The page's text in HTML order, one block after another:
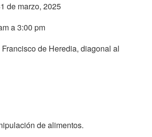
de marzo, 2025
a 3:00 pm
de Heredia, diagonal al
de alimentos.